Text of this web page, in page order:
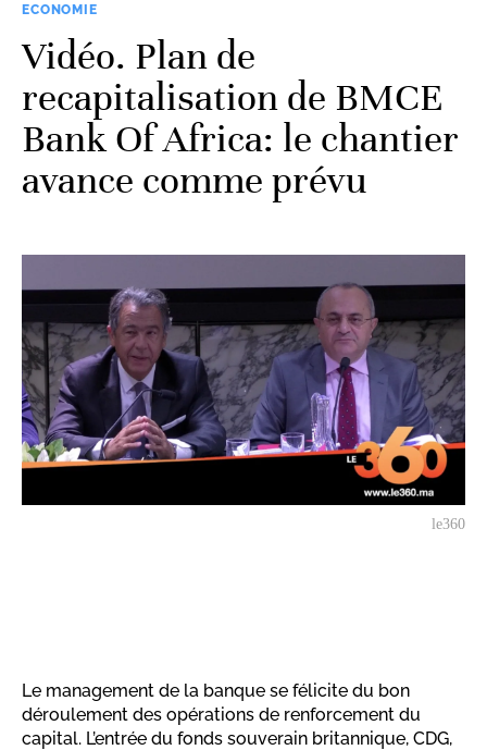
ECONOMIE
Vidéo. Plan de
recapitalisation de BMCE
Bank Of Africa: le chantier
avance comme prévu
le360
Le management de la banque se félicite du bon
déroulement des opérations de renforcement du
capital. L’entrée du fonds souverain britannique, CDG,